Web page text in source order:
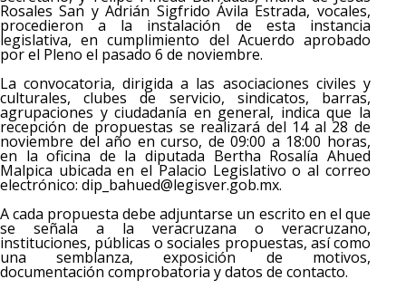
Rosales San y Adrián Sigfrido Ávila Estrada, vocales,
procedieron a la instalación de esta instancia
legislativa, en cumplimiento del Acuerdo aprobado
por el Pleno el pasado 6 de noviembre.
La convocatoria, dirigida a las asociaciones civiles y
culturales, clubes de servicio, sindicatos, barras,
agrupaciones y ciudadanía en general, indica que la
recepción de propuestas se realizará del 14 al 28 de
noviembre del año en curso, de 09:00 a 18:00 horas,
en la oficina de la diputada Bertha Rosalía Ahued
Malpica ubicada en el Palacio Legislativo o al correo
electrónico: dip_bahued@legisver.gob.mx.
A cada propuesta debe adjuntarse un escrito en el que
se señala a la veracruzana o veracruzano,
instituciones, públicas o sociales propuestas, así como
una semblanza, exposición de motivos,
documentación comprobatoria y datos de contacto.